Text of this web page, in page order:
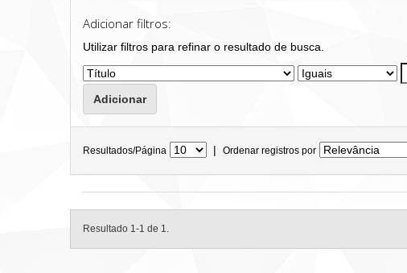
Adicionar filtros:
Utilizar filtros para refinar o resultado de busca.
Resultados/Página | Ordenar registros por
Resultado 1-1 de 1.